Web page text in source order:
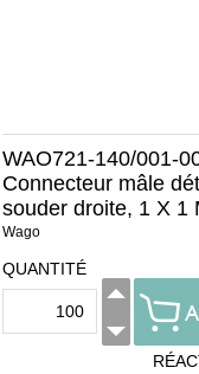
WAO721-140/001-
Connecteur mâle
souder droite, 1 X 1
Wago
QUANTITÉ